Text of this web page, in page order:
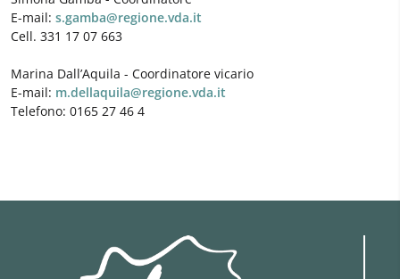
E-mail: s.gamba@regione.vda.it
Cell. 331 17 07 663
Marina Dall’Aquila - Coordinatore vicario
E-mail: m.dellaquila@regione.vda.it
Telefono: 0165 27 46 4